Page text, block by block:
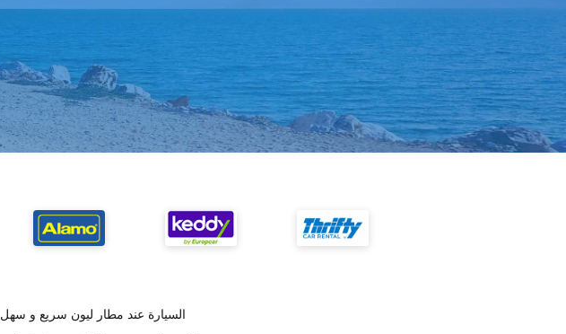
تسليم Dollar السيارة عند مطار ليون سريع و سهل